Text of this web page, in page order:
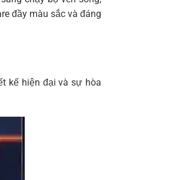
đầy màu sắc và đáng
kế hiện đại và sự hòa